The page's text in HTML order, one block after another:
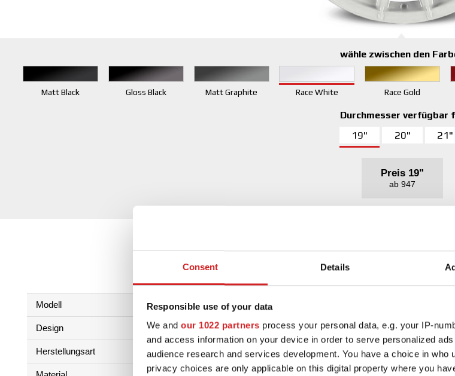
Consent Details
Responsible use of your data
We and our 1022 partners process your personal data, e.g. your IP-
and access information on your device in order to serve personalized
audience research and services development. You have a choice in who
privacy choices are only applicable on this digital property where you
wähle zwischen den
Matt Black Gloss Black Matt Graphite Race White Race Gold
Durchmesser verfügbar
19" 20" 21"
Preis 19"
ab 947
Produkt-
Modell einteilig
Design 6 Doppelspeichen-Design
Herstellungsart Niederdruckgußverfahren + warme Auslagerung + HLT